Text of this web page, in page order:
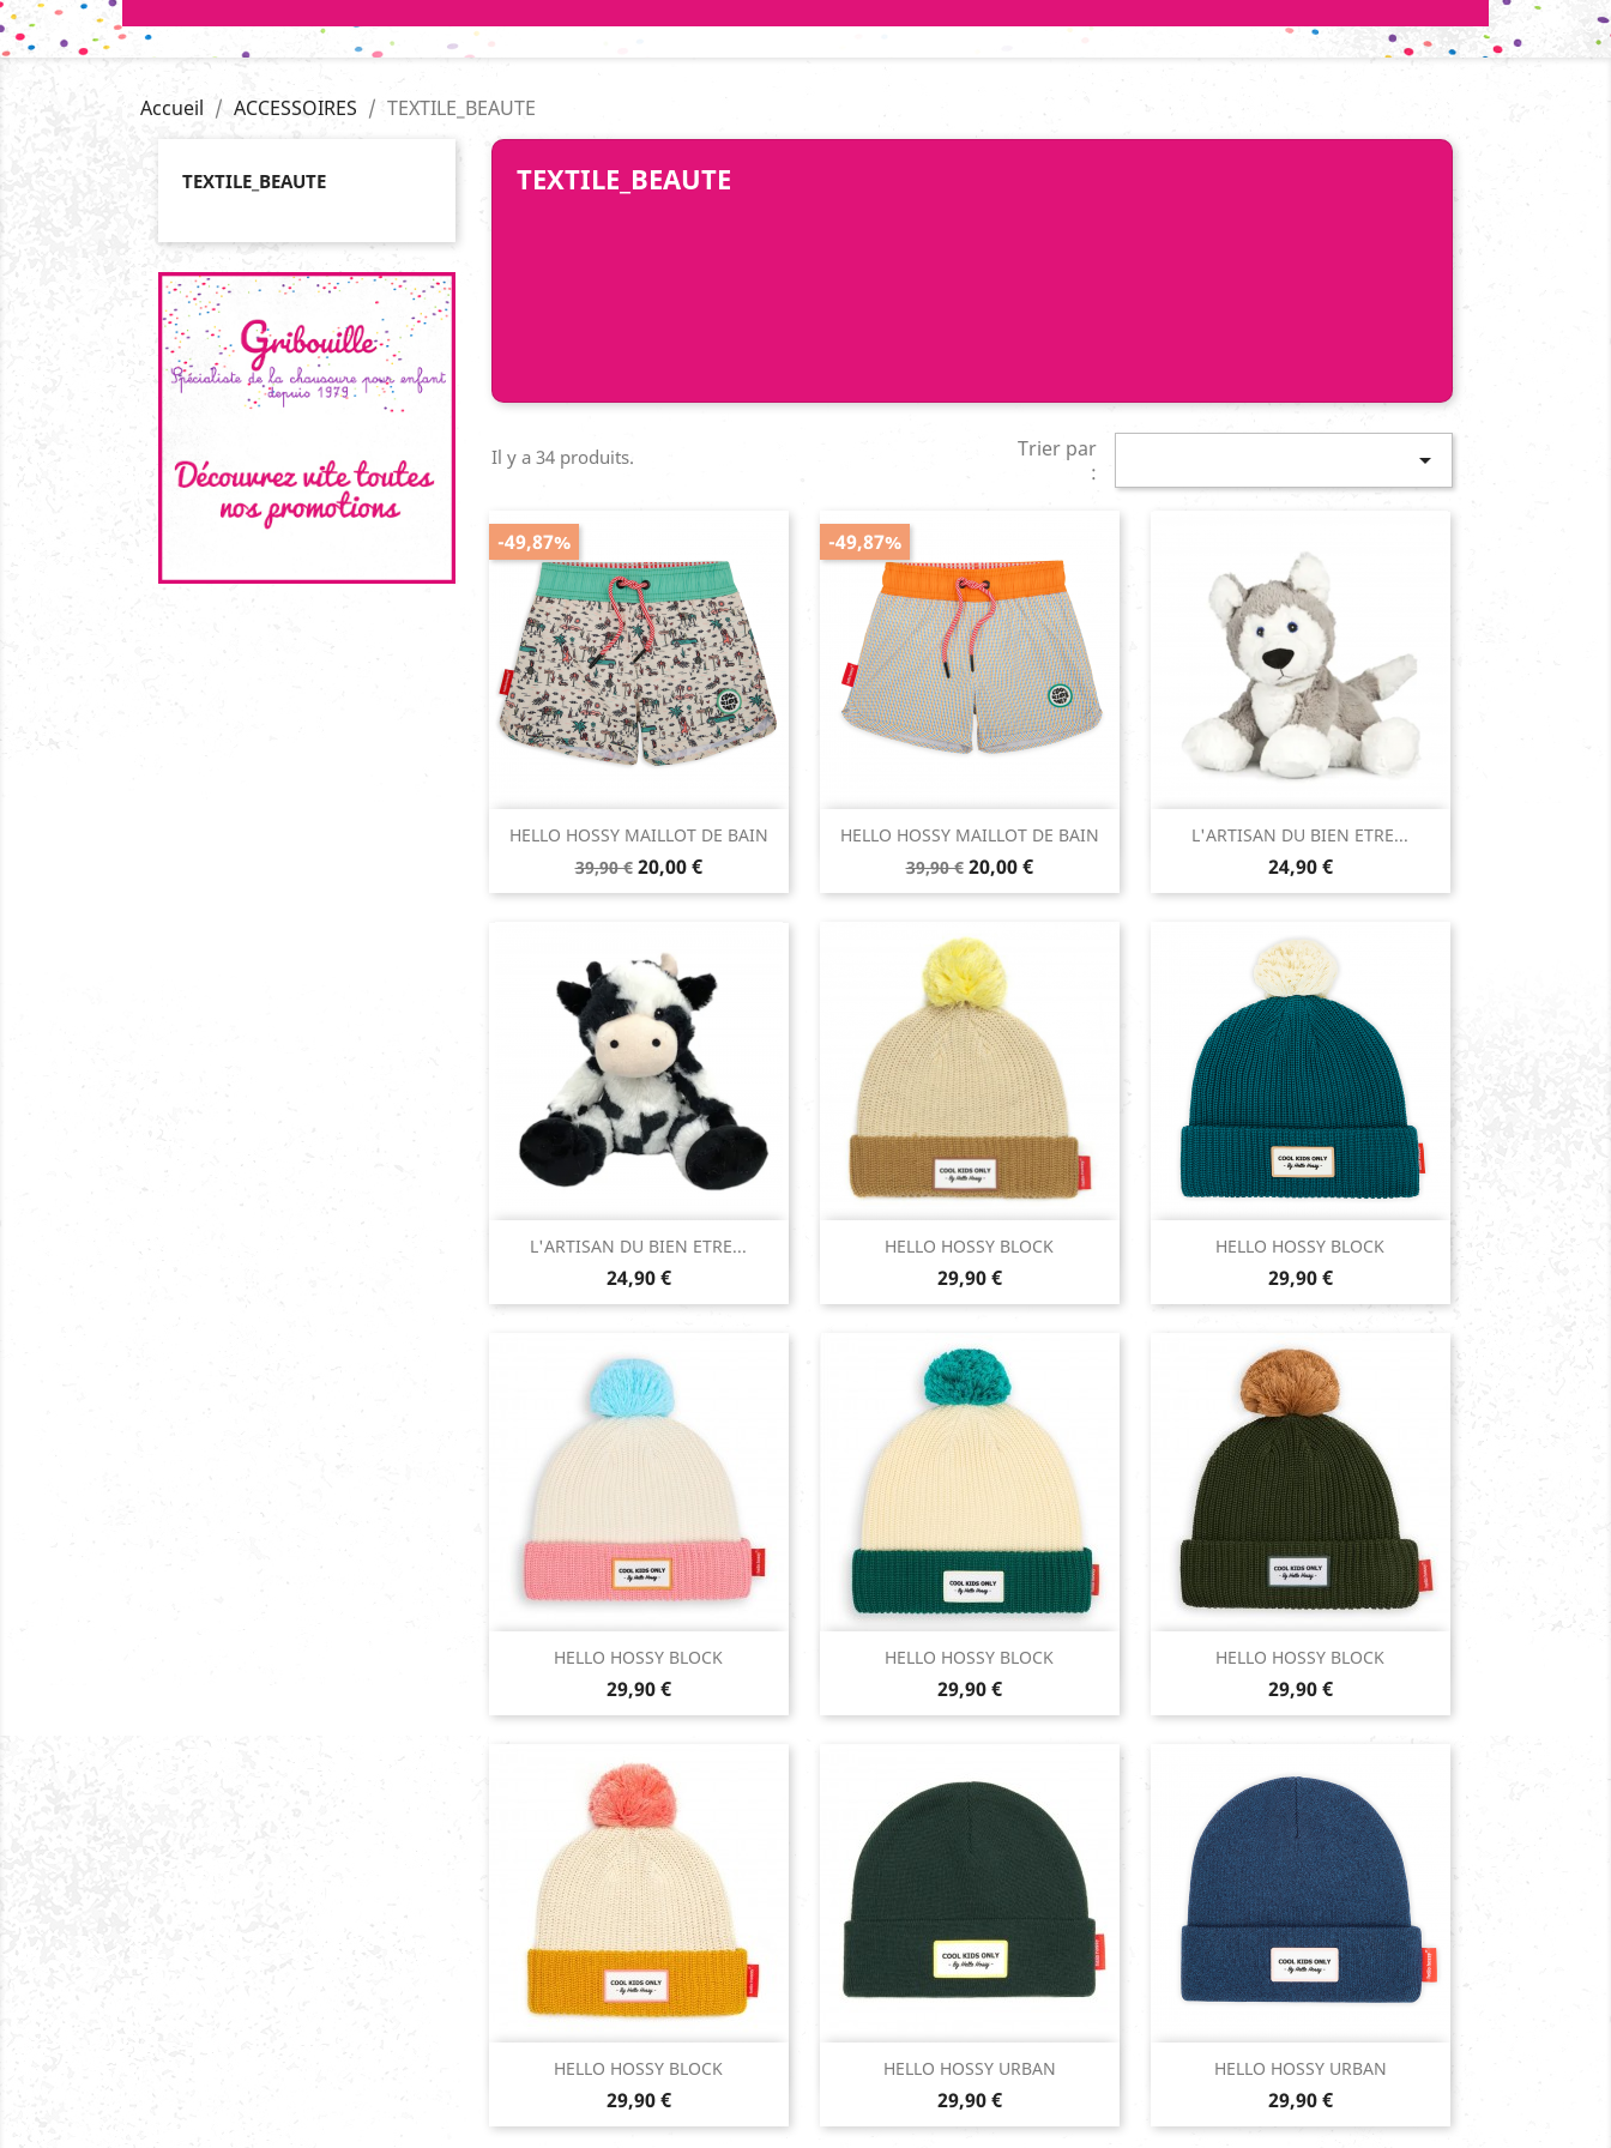
Accueil ACCESSOIRES TEXTILE_BEAUTE
TEXTILE_BEAUTE TEXTILE_BEAUTE
Il y a 34 produits.
Trier par
:

HELLO HOSSY MAILLOT DE BAIN
Prix
de
39,90 € Prix
20,00 €
-49,87%
Aperçu rapide HELLO HOSSY MAILLOT DE BAIN
Prix
de
39,90 € Prix
20,00 €
-49,87%
Aperçu rapide L'ARTISAN DU BIEN ETRE...
Prix
24,90 €
Aperçu rapide
L'ARTISAN DU BIEN ETRE...
Prix
24,90 €
Aperçu rapide HELLO HOSSY BLOCK
Prix
29,90 €
Aperçu rapide HELLO HOSSY BLOCK
Prix
29,90 €
Aperçu rapide
HELLO HOSSY BLOCK
Prix
29,90 €
Aperçu rapide HELLO HOSSY BLOCK
Prix
29,90 €
Aperçu rapide HELLO HOSSY BLOCK
Prix
29,90 €
Aperçu rapide
HELLO HOSSY BLOCK
Prix
29,90 €
Aperçu rapide
Camel
HELLO HOSSY URBAN
Prix
29,90 €
 Aperçu rapide
Green
HELLO HOSSY URBAN
Prix
29,90 €
 Aperçu rapide
Midnight